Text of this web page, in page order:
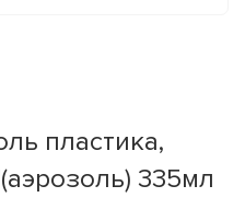
пластика,
335мл